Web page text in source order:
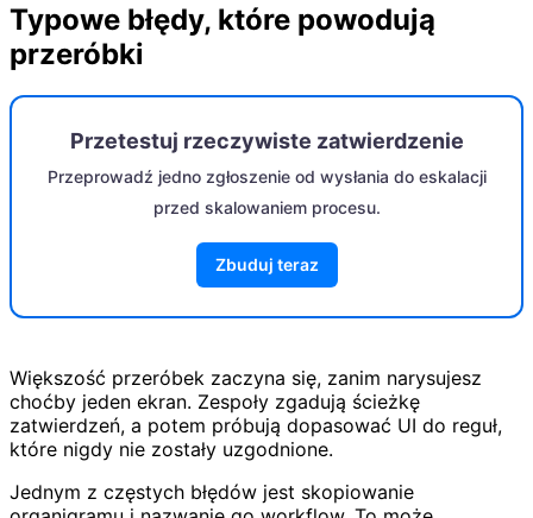
Typowe błędy, które powodują
przeróbki
Przetestuj rzeczywiste zatwierdzenie
Przeprowadź jedno zgłoszenie od wysłania do eskalacji
przed skalowaniem procesu.
Zbuduj teraz
Większość przeróbek zaczyna się, zanim narysujesz
choćby jeden ekran. Zespoły zgadują ścieżkę
zatwierdzeń, a potem próbują dopasować UI do reguł,
które nigdy nie zostały uzgodnione.
Jednym z częstych błędów jest skopiowanie